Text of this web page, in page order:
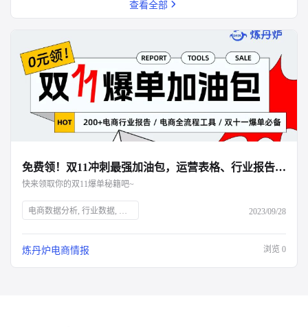
查看全部
免费领！双11冲刺最强加油包，运营表格、行业报告、面试资料全都有！
快来领取你的双11爆单秘籍吧~
电商数据分析, 行业数据, 品牌数据, 店铺数据, 商品数据, 炼丹炉, 双十一大促, 运营表格, 行业报告, 面试资料, 电商干货包, 免费领取, 大促销售目标规划, 流量渠道复盘, 会员数据复盘, 电商部门绩效晋升, 电商运营利润分析, 出入库明细登记, 库存预警, 电商推广运营计划, 店铺运营每日流水记账, 店铺运营成本统计, 数据洞察, 市场消费趋势, 数字化驱动, 佛系经济, 大健康趋势, 护肤品功能性原料, 户外行业机会点, 男士护肤, 演出经济增长, 年轻人观察 2023/09/28
炼丹炉电商情报 浏览 0